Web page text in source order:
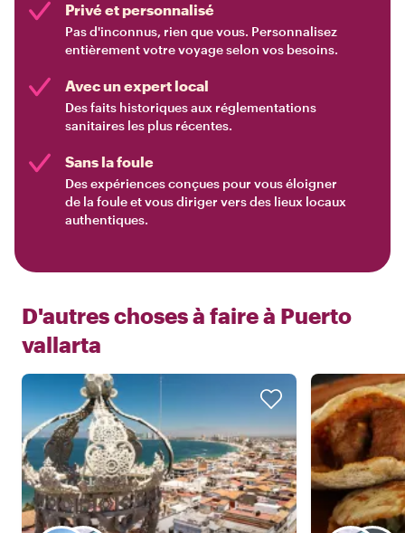
Privé et personnalisé
Pas d'inconnus, rien que vous. Personnalisez
entièrement votre voyage selon vos besoins.
Avec un expert local
Des faits historiques aux réglementations
sanitaires les plus récentes.
Sans la foule
Des expériences conçues pour vous éloigner
de la foule et vous diriger vers des lieux locaux
authentiques.
D'autres choses à faire à Puerto
vallarta